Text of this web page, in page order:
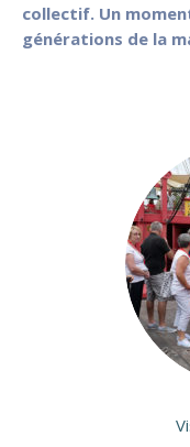
collectif. Un
générations de la